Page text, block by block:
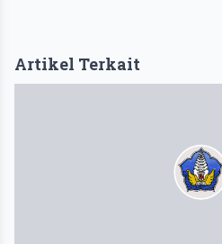
Artikel Terkait